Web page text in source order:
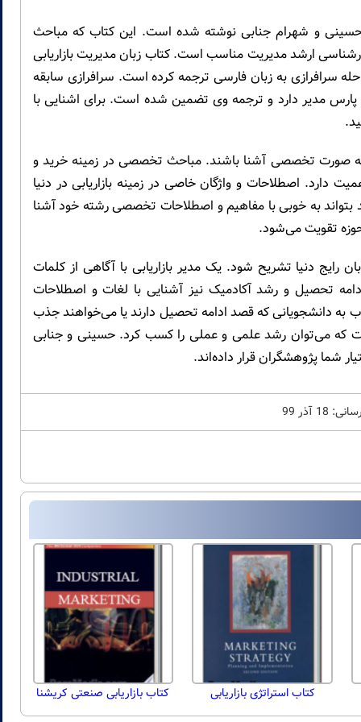
و شهرام جنابی نوشته شده است. این کتاب که مباحث
ارشد مدیریت مناسب است. کتاب زبان مدیریت بازاریابی
سرافرازی به زبان فارسی ترجمه کرده است. سرافرازی سابقه
مدیریت را از سال ۱۳۹۱ در سایت پارس مدیر دارد و ترجمه وی تضمین شده است. برای اشنایی با
به صورت تخصصی آشنا باشند. مباحث تخصصی در زمینه خرید و
دارد. اصطلاحات و واژگان خاصی در زمینه بازاریابی در دنیا
بتواند به خوبی با مفاهیم و اصطلاحات تخصصی رشته خود آشنا
تقویت می‌شود.
دنیا تشریح شود. یک مدیر بازاریابی با آگاهی از کلمات
تحصیل و رشد آکادمیک نیز آشنایی با لغات و اصطلاحات
به دانشجویانی که قصد ادامه تحصیل دارند یا می‌خواهند جذب
که می‌توان رشد علمی و عملی را کسب کرد. حسینی و جنابی
شما پژوهشگران قرار داده‌اند.
18 آذر 99
کتاب استراتژی بازاریابی کتاب بازاریابی صنعتی کریشنا